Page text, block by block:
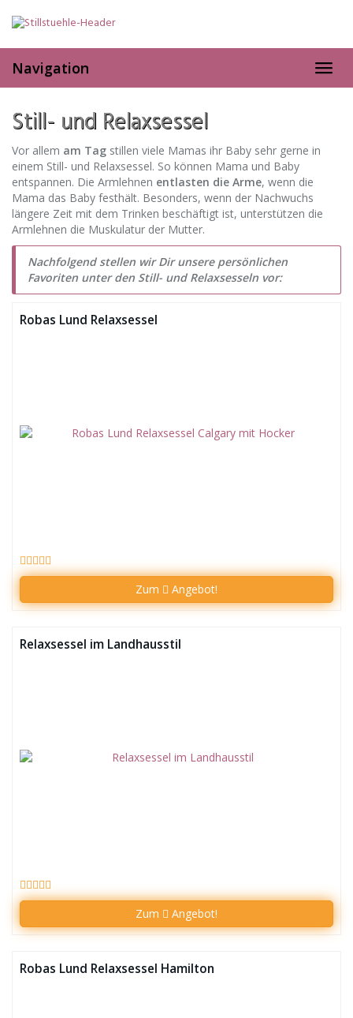
Navigation
Still- und Relaxsessel
Vor allem am Tag stillen viele Mamas ihr Baby sehr gerne in
einem Still- und Relaxsessel. So können Mama und Baby
entspannen. Die Armlehnen entlasten die Arme, wenn die
Mama das Baby festhält. Besonders, wenn der Nachwuchs
längere Zeit mit dem Trinken beschäftigt ist, unterstützen die
Armlehnen die Muskulatur der Mutter.
Nachfolgend stellen wir Dir unsere persönlichen
Favoriten unter den Still- und Relaxsesseln vor:
Robas Lund Relaxsessel
Zum Angebot!
Relaxsessel im Landhausstil
Zum Angebot!
Robas Lund Relaxsessel Hamilton